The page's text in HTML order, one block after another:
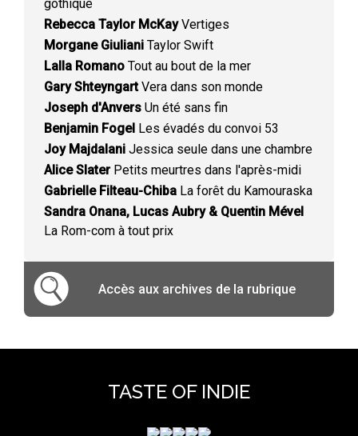
gothique
Rebecca Taylor McKayVertiges
Morgane Giuliani Taylor Swift
Lalla Romano Tout au bout de la mer
Gary ShteyngartVera dans son monde
Joseph d'Anvers Un été sans fin
Benjamin Fogel Les évadés du convoi 53
Joy Majdalani Jessica seule dans une chambre
Alice SlaterPetits meurtres dans l'après-midi
Gabrielle Filteau-Chiba La forêt du Kamouraska
Sandra Onana, Lucas Aubry & Quentin Mével
La Rom-com à tout prix
Accès aux archives de la rubrique
TASTE OF INDIE